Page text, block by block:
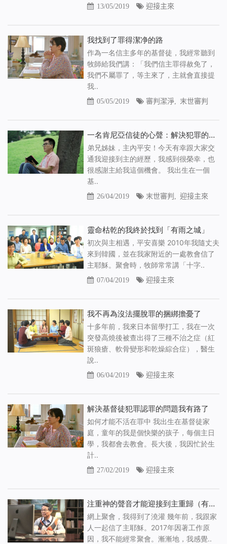
13/05/2019 迎接主來
我找到了罪得潔净的路
作為一名信主多年的基督徒，我經常聽到
牧師給我們講：「我們信主罪得赦免了，
我們不屬罪了，等主來了，主就會直接提
我..
05/05/2019 審判潔淨, 末世審判
一名肯尼亞信徒的心聲：解決犯罪的問題終於有路
弟兄姊妹，主內平安！今天有幸跟大家交
通我迎接到主的經歷，我感到很榮幸，也
很感謝主給我這個機會。 我出生在一個
基..
26/04/2019 末世審判 迎接主來
靈命枯乾的我終於找到「有雨之城」
初次與主相遇，平安喜樂 2010年我隨丈夫
來到韓國，並在我家附近的一處教會信了
主耶穌。聚會時，牧師常常講「十字..
07/04/2019 迎接主來
我不再為沒法擺脫罪的捆綁擔憂了
十多年前，我來日本留學打工，我在一次
突發高燒後被查出得了三種不治之症（紅
斑狼瘡、軟骨變形和乾燥綜合症），醫生
說..
06/04/2019 迎接主來
解決基督徒犯罪認罪的問題我有路了
如何才能不活在罪中 我出生在基督徒家
庭，童年的我是個快樂的孩子，每個主日
學，我都會去教會。長大後，我因忙於生
計..
27/02/2019 迎接主來
注重神的聲音才能迎接到主重歸（有聲讀物）
網上聚會，我得到了澆灌 幾年前，我跟家
人一起信了主耶穌。2017年因著工作原
因，我不能經常聚會。漸漸地，我感覺..